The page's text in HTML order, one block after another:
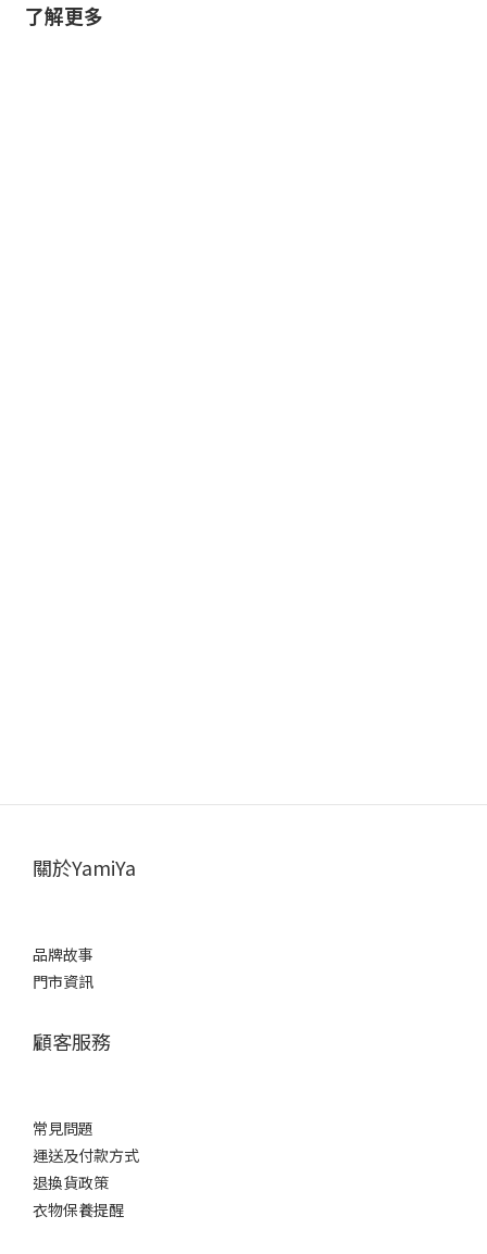
了解更多
關於YamiYa
品牌故事
門市資訊
顧客服務
常見問題
運送及付款方式
退換貨政策
衣物保養提醒